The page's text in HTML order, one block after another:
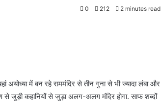
0 212 2 minutes read
अयोध्या में बन रहे राममंदिर से तीन गुना से भी ज्यादा लंबा और
से जुड़ी कहानियों से जुड़ा अलग-अलग मंदिर होगा. साफ शब्दों